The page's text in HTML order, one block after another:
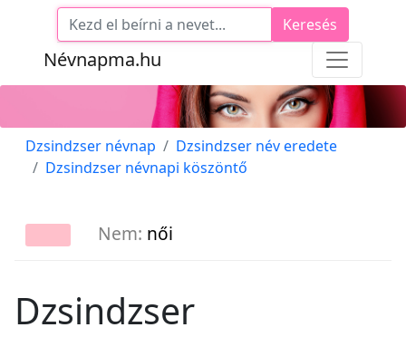
Névnapma.hu
Keresés
Dzsindzser névnap
Dzsindzser név eredete
Dzsindzser névnapi köszöntő
Nem: női
Dzsindzser